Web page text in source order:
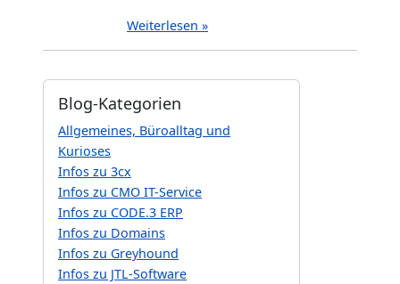
Weiterlesen »
Blog-Kategorien
Allgemeines, Büroalltag und
Kurioses
Infos zu 3cx
Infos zu CMO IT-Service
Infos zu CODE.3 ERP
Infos zu Domains
Infos zu Greyhound
Infos zu JTL-Software